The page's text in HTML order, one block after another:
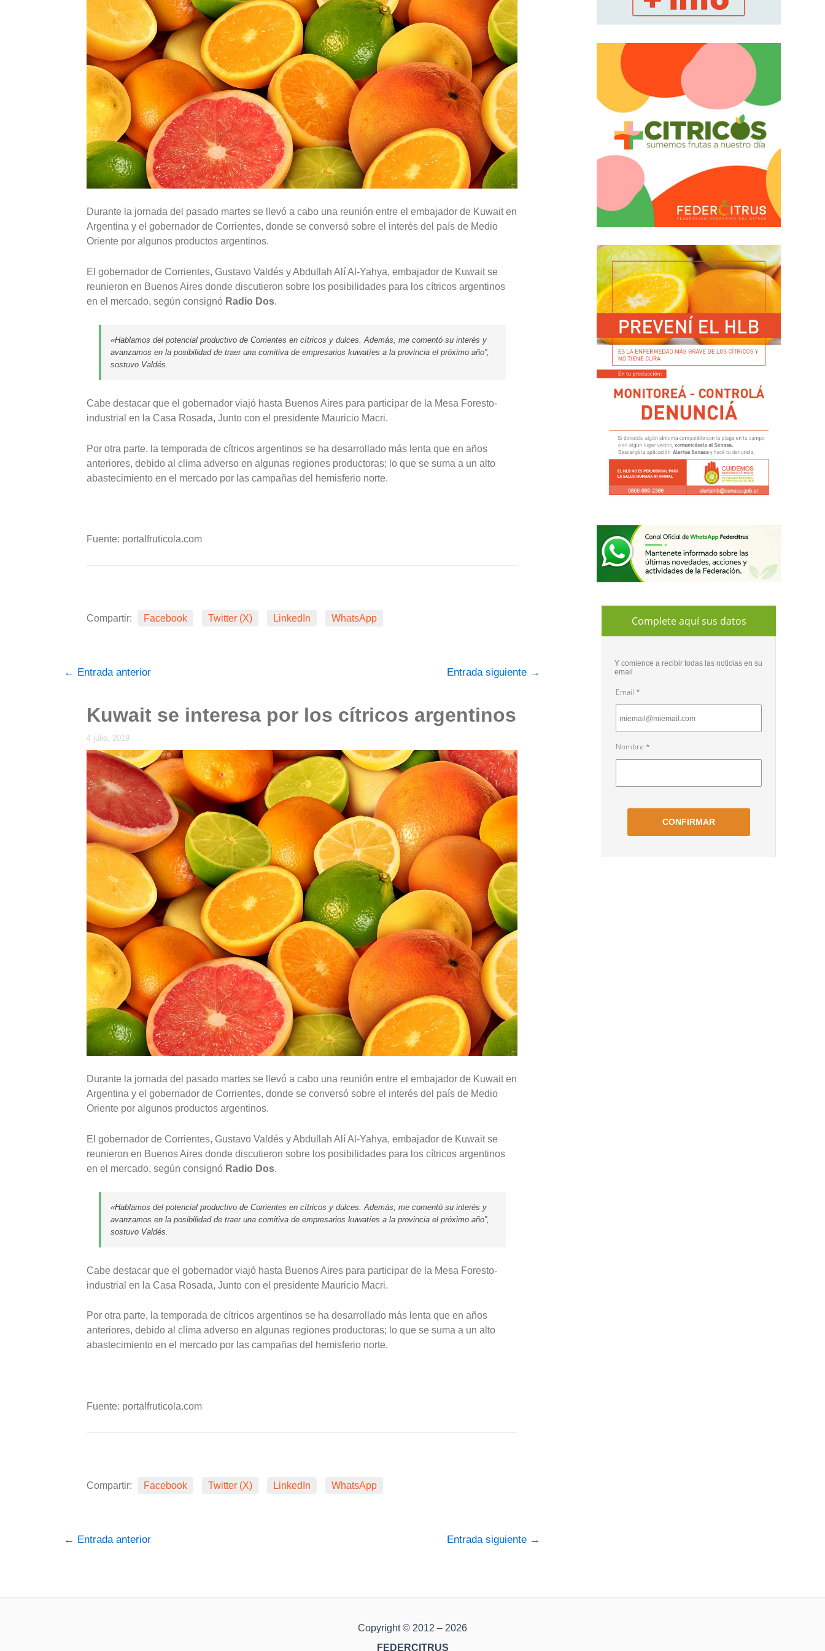
Durante la jornada del pasado martes se llevó a cabo una reunión entre el embajador de Kuwait en
Argentina y el gobernador de Corrientes, donde se conversó sobre el interés del país de Medio
Oriente por algunos productos argentinos.
El gobernador de Corrientes, Gustavo Valdés y Abdullah Alí Al-Yahya, embajador de Kuwait se
reunieron en Buenos Aires donde discutieron sobre los posibilidades para los cítricos argentinos
en el mercado, según consignó Radio Dos.
«Hablamos del potencial productivo de Corrientes en cítricos y dulces. Además, me comentó su interés y
avanzamos en la posibilidad de traer una comitiva de empresarios kuwatíes a la provincia el próximo año”,
sostuvo Valdés.
Cabe destacar que el gobernador viajó hasta Buenos Aires para participar de la Mesa Foresto-
industrial en la Casa Rosada, Junto con el presidente Mauricio Macri.
Por otra parte, la temporada de cítricos argentinos se ha desarrollado más lenta que en años
anteriores, debido al clima adverso en algunas regiones productoras; lo que se suma a un alto
abastecimiento en el mercado por las campañas del hemisferio norte.
Fuente: portalfruticola.com
Compartir: Facebook Twitter (X) LinkedIn WhatsApp
← Entrada anterior Entrada siguiente →
Kuwait se interesa por los cítricos argentinos
4 julio, 2019
Durante la jornada del pasado martes se llevó a cabo una reunión entre el embajador de Kuwait en
Argentina y el gobernador de Corrientes, donde se conversó sobre el interés del país de Medio
Oriente por algunos productos argentinos.
El gobernador de Corrientes, Gustavo Valdés y Abdullah Alí Al-Yahya, embajador de Kuwait se
reunieron en Buenos Aires donde discutieron sobre los posibilidades para los cítricos argentinos
en el mercado, según consignó Radio Dos.
«Hablamos del potencial productivo de Corrientes en cítricos y dulces. Además, me comentó su interés y
avanzamos en la posibilidad de traer una comitiva de empresarios kuwatíes a la provincia el próximo año”,
sostuvo Valdés.
Cabe destacar que el gobernador viajó hasta Buenos Aires para participar de la Mesa Foresto-
industrial en la Casa Rosada, Junto con el presidente Mauricio Macri.
Por otra parte, la temporada de cítricos argentinos se ha desarrollado más lenta que en años
anteriores, debido al clima adverso en algunas regiones productoras; lo que se suma a un alto
abastecimiento en el mercado por las campañas del hemisferio norte.
Fuente: portalfruticola.com
Compartir: Facebook Twitter (X) LinkedIn WhatsApp
← Entrada anterior Entrada siguiente →
Copyright © 2012 – 2026
FEDERCITRUS